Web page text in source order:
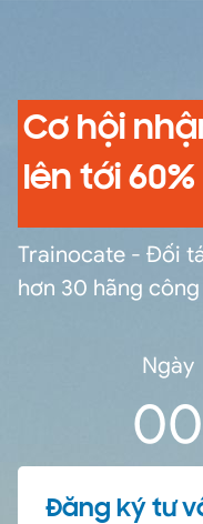
Cơ hội
lên tới 60%
Trainocate - Đối
hơn 30 hãng
Ngày
00
Đăng ký tư